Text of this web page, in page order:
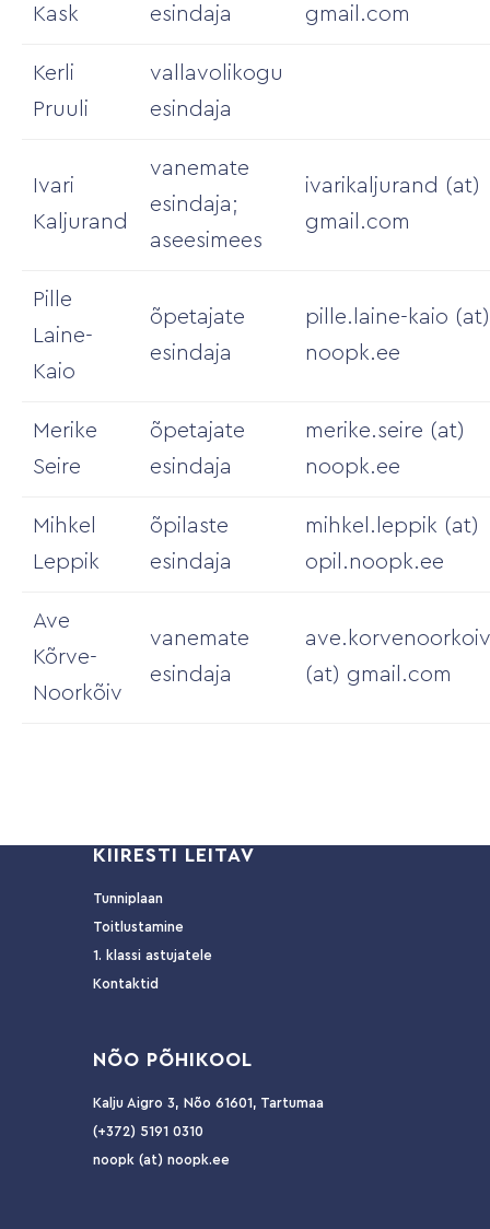
Kask
esindaja
gmail.com
Kerli
Pruuli
vallavolikogu
esindaja
Ivari
Kaljurand
vanemate
esindaja;
aseesimees
ivarikaljurand (at)
gmail.com
Pille
Laine-
Kaio
õpetajate
esindaja
pille.laine-kaio (at)
noopk.ee
Merike
Seire
õpetajate
esindaja
merike.seire (at)
noopk.ee
Mihkel
Leppik
õpilaste
esindaja
mihkel.leppik (at)
opil.noopk.ee
Ave
Kõrve-
Noorkõiv
vanemate
esindaja
ave.korvenoorkoiv
(at) gmail.com
KIIRESTI LEITAV
Tunniplaan
Toitlustamine
1. klassi astujatele
Kontaktid
NÕO PÕHIKOOL
Kalju Aigro 3, Nõo 61601, Tartumaa
(+372) 5191 0310
noopk (at) noopk.ee